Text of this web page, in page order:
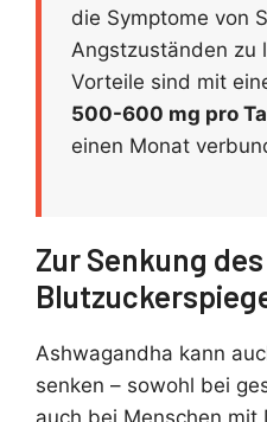
die Symptome von
Angstzuständen zu
Vorteile sind mit
500-600 mg pro
einen Monat
Zur Senkung des
Ashwagandha kann
senken – sowohl bei
auch bei Menschen mit